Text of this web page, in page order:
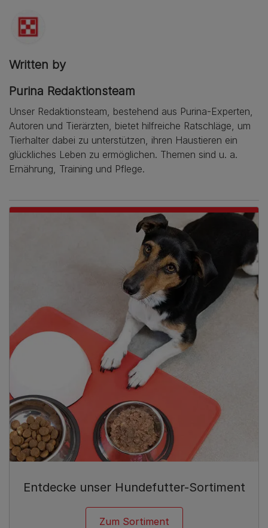
Written by
Purina Redaktionsteam
Unser Redaktionsteam, bestehend aus Purina-Experten,
Autoren und Tierärzten, bietet hilfreiche Ratschläge, um
Tierhalter dabei zu unterstützen, ihren Haustieren ein
glückliches Leben zu ermöglichen. Themen sind u. a.
Ernährung, Training und Pflege.
Entdecke unser Hundefutter-Sortiment
Zum Sortiment